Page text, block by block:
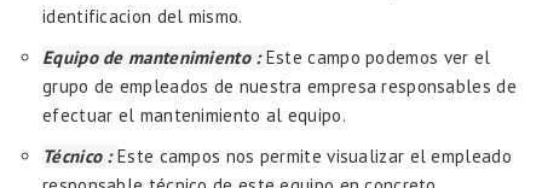
identificacion del mismo.
Equipo de mantenimiento :Este campo podemos ver el
grupo de empleados de nuestra empresa responsables de
efectuar el mantenimiento al equipo.
Técnico :Este campos nos permite visualizar el empleado